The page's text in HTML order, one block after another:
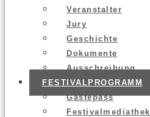
Ver­an­stal­ter
Jury
Geschich­te
Doku­men­te
Aus­schrei­bung
FES­TI­VAL­PRO­GRAMM
Gäs­te­pass
Fes­ti­val­me­dia­thek